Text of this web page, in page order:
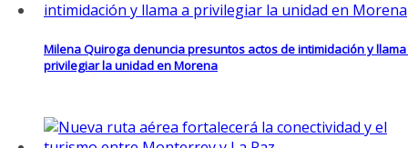
Milena Quiroga denuncia presuntos actos de intimidación y
privilegiar la unidad en Morena